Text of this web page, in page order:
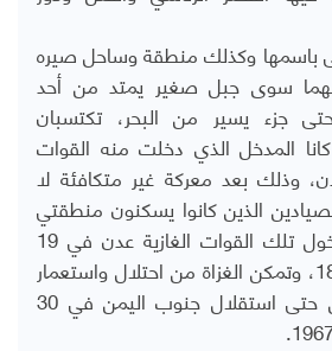
باسمها وكذلك منطقة وساحل صيره
سوى جبل صغير يمتد من أحد
جزء يسير من البحر، تكتسبان
المدخل الذي دخلت منه القوات
وذلك بعد معركة غير متكافئة لا
الذين كانوا يسكنون منطقتي
حقات وصيره عند دخول تلك القوات الغازية عدن في 19
يناير/‏‏‏كانون الثاني 1839، وتمكن الغزاة من احتلال واستعمار
عدن منذ ذلك الحين حتى استقلال جنوب اليمن في 30